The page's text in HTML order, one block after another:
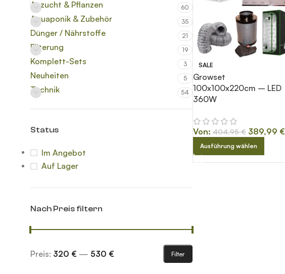
Anzucht & Pflanzen 60
Aquaponik & Zubehör 35
Dünger / Nährstoffe 21
Filterung 19
Komplett-Sets 3
Neuheiten 5
Technik 54
Status
Im Angebot
Auf Lager
Nach Preis filtern
Filter
Preis: 320 € — 530 €
SALE
Growset
100x100x220cm – LED
360W
Von: 404,95€ 389,99 €
Ausführung wählen